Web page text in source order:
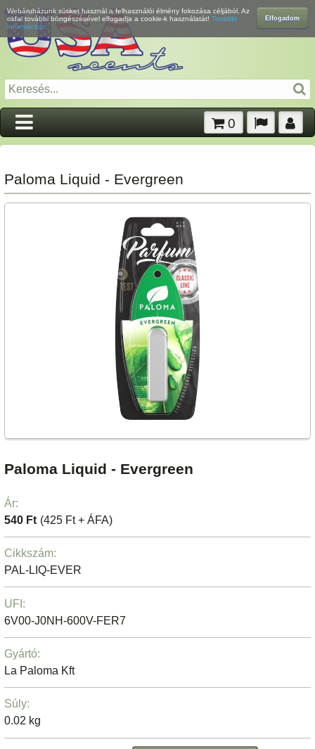
Elfogadom
Webáruházunk sütiket használ a felhasználói élmény fokozása céljából. Az
oldal további böngészésével elfogadja a cookie-k használatát! További
információk...
0
Paloma Liquid - Evergreen
Paloma Liquid - Evergreen
Ár:
540 Ft (425 Ft + ÁFA)
Cikkszám:
PAL-LIQ-EVER
UFI:
6V00-J0NH-600V-FER7
Gyártó:
La Paloma Kft
Súly:
0.02 kg